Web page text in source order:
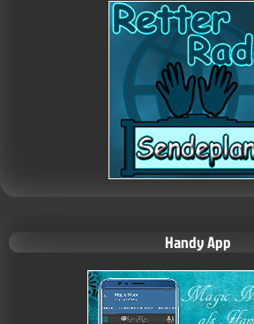
Handy App